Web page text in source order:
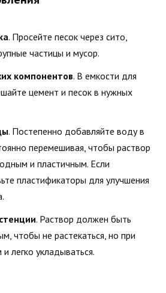
. Просейте песок через сито,
частицы и мусор.
компонентов. В емкости для
цемент и песок в нужных
. Постепенно добавляйте воду в
перемешивая, чтобы раствор
и пластичным. Если
пластификаторы для улучшения
. Раствор должен быть
чтобы не растекаться, но при
легко укладываться.